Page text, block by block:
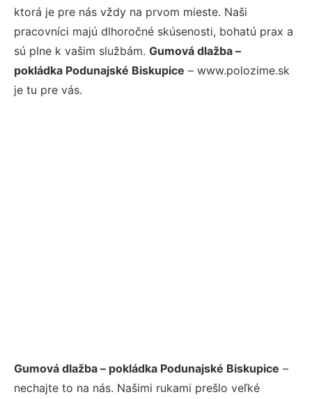
ktorá je pre nás vždy na prvom mieste. Naši
pracovníci majú dlhoročné skúsenosti, bohatú prax a
sú plne k vašim službám. Gumová dlažba –
pokládka Podunajské Biskupice – www.polozime.sk
je tu pre vás.
Gumová dlažba – pokládka Podunajské Biskupice –
nechajte to na nás. Našimi rukami prešlo veľké